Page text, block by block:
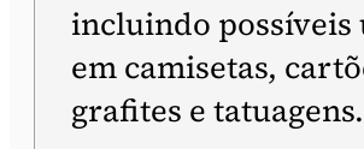
incluindo possíveis
em camisetas,
grafites e tatuagens.